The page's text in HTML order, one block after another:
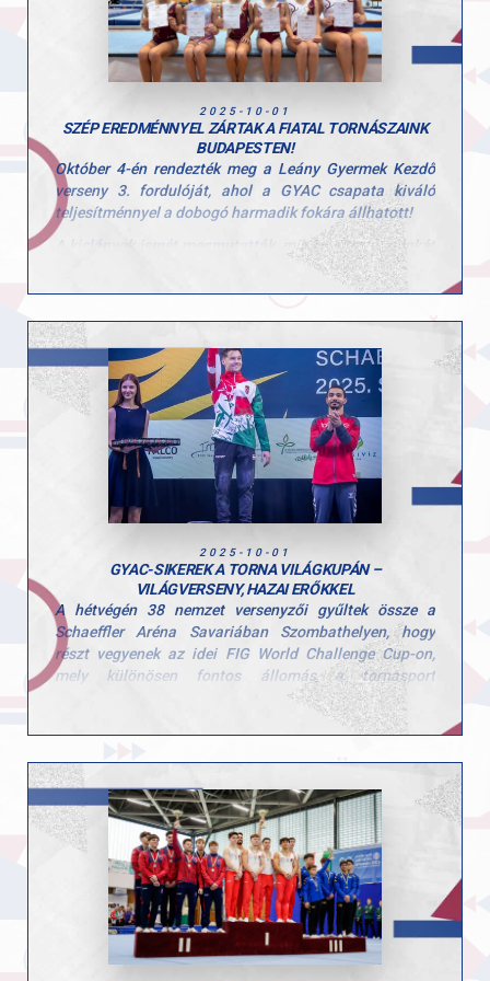
2025-10-01
SZÉP EREDMÉNNYEL ZÁRTAK A FIATAL TORNÁSZAINK
BUDAPESTEN!
Október 4-én rendezték meg a Leány Gyermek Kezdő
verseny 3. fordulóját, ahol a GYAC csapata kiváló
teljesítménnyel a dobogó harmadik fokára állhatott!
A kislányok ismét megmutatták, milyen kitartó munkát
végeznek hétről hétre, és hogy a csapategység valódi
A csapat tagjai: Tátrai Karolina, Scheller Júlia Anna,
Stoiber Dalma, Hunorfi Heléna és Zoller-Delbó Zorka.
Versenyen kívül Herenkovics Rozália is bemutatta
tudását.
Edzőiknek, Szűcs Szonjának és Kardos Botondnak
pedig jár a gratuláció a felkészítésért és a lelkes
támogatásért!
A következő megmérettetés november 8-án vár a
lányokra, ahol az összesített eredmények alapján
szurkolunk nektek!
2025-10-01
GYAC-SIKEREK A TORNA VILÁGKUPÁN –
VILÁGVERSENY, HAZAI ERŐKKEL
A hétvégén 38 nemzet versenyzői gyűltek össze a
Schaeffler Aréna Savariában Szombathelyen, hogy
részt vegyenek az idei FIG World Challenge Cup-on,
mely különösen fontos állomás a tornasport
nemzetközi naptárában — mindössze három héttel a
kiválóan helyt állt ezen a rangos viadalon:
Mészáros Krisztofer a selejtezőből bejutott a
döntőbe lólengésen és korláton is. Lólengésen
ezüstérmet szerzett, 13,850 ponttal a második
helyen végzett a döntőben, korláton pedig
bronzérmet nyert egy gyönyörűen kivitelezett
gyakorlattal.
Molnár Botond a selejtező nap után szintén
bejutott a döntőbe korláton, ahol a 8.